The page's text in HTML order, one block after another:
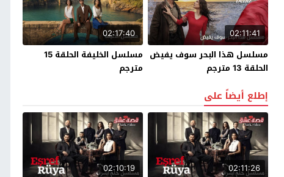
02:11:41
مسلسل هذا البحر سوف يفيض
الحلقة 13 مترجم
02:17:40
مسلسل الخليفة الحلقة 15
مترجم
إطلع أيضاً على
02:11:26
02:10:19